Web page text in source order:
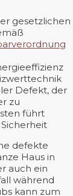
gesetzlichen
Defekt, der
zu
führt
defekte
Haus in
auch ein
während
kann zum